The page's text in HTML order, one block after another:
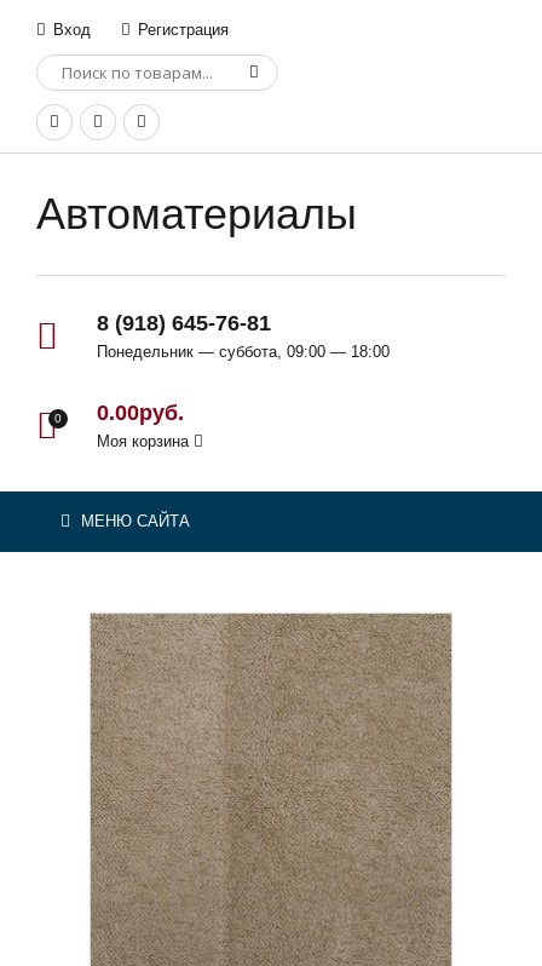
Вход Регистрация
Автоматериалы
8 (918) 645-76-81
Понедельник — суббота, 09:00 — 18:00
0 0.00руб.
Моя корзина
МЕНЮ САЙТА